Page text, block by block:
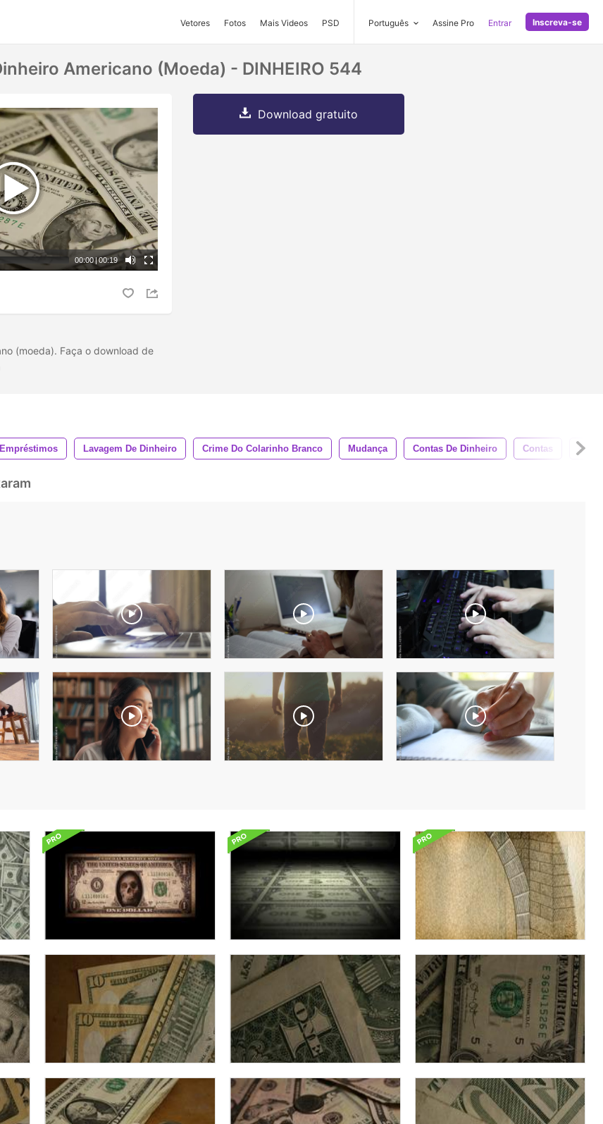
Vetores Fotos Mais Videos PSD Português Assine Pro Entrar Inscreva-se
Americano (moeda) - DINHEIRO 544
00:00|00:19
(moeda). Faça o download de
Download gratuito
Empréstimos Lavagem De Dinheiro Crime Do Colarinho Branco Mudança Contas De Dinheiro Contas